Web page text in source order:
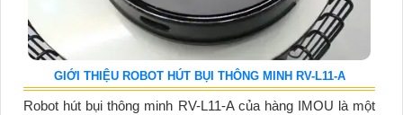
GIỚI THIỆU ROBOT HÚT BỤI THÔNG MINH RV-L11-A
Robot hút bụi thông minh RV-L11-A của hàng IMOU là một